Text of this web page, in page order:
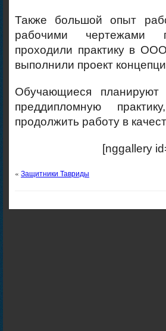
Также большой опыт
рабочими чертежами
проходили практику в
выполнили проект
Обучающиеся
преддипломную
продолжить работу в
[nggallery
« Защитники Тавриды